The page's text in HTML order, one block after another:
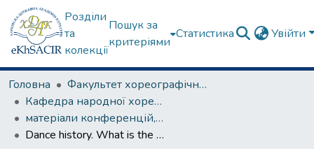
Розділи
та
колекції
Пошук за
критеріями
Статистика Увійти
Головна
Факультет хореографічного мистецтва
Кафедра народної хореографії та теорії танцю
матеріали конференцій, семінарів, круглих столів та ін.
Dance history. What is the difference between ancient dance and modern one?